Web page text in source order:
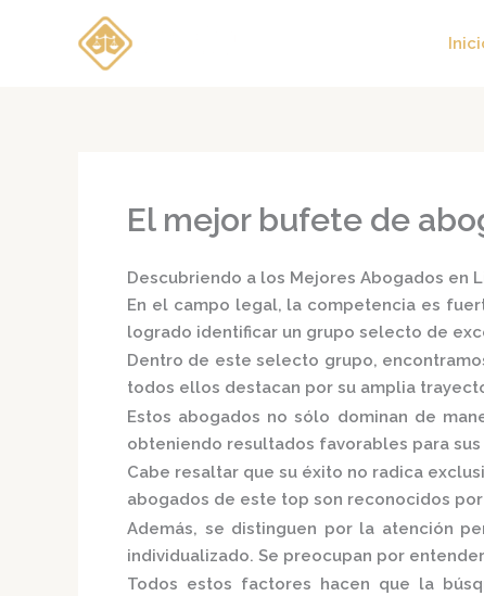
El mejor bufete de
Descubriendo a los Mejores Abogados en
En el campo legal, la competencia es
logrado identificar un grupo selecto de
Dentro de este selecto grupo,
todos ellos destacan por su amplia
Estos abogados no sólo dominan de
obteniendo resultados favorables para
Cabe resaltar que su éxito no radica
abogados de este top son reconocidos
Además, se distinguen por la atención
individualizado. Se preocupan por
Todos estos factores hacen que la